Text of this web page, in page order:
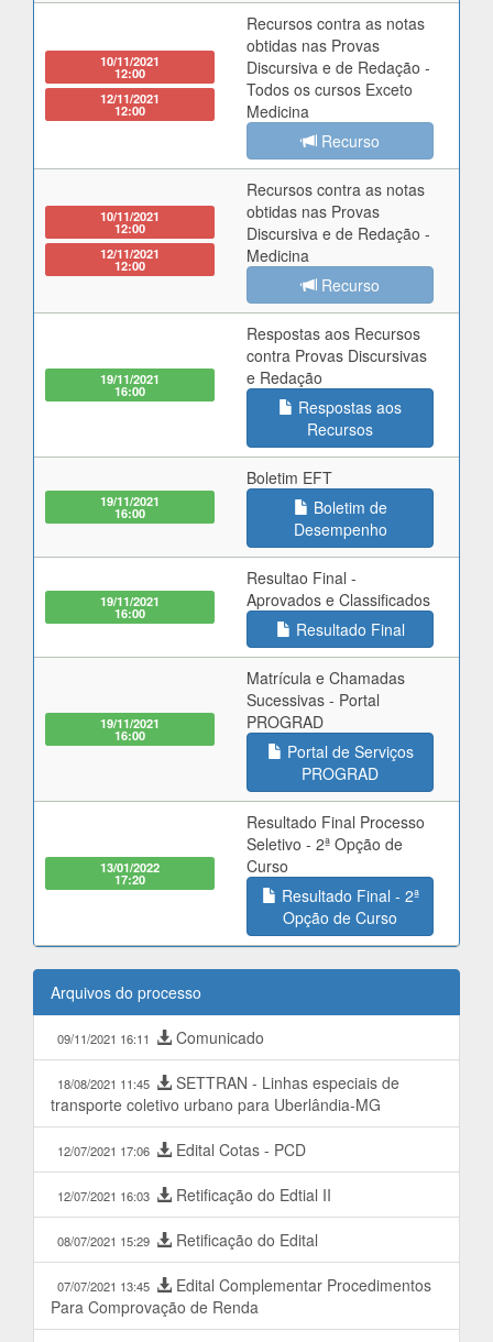
10/11/2021
12:00
12/11/2021
12:00
Recursos contra as notas
obtidas nas Provas
Discursiva e de Redação -
Todos os cursos Exceto
Medicina
Recurso
10/11/2021
12:00
12/11/2021
12:00
Recursos contra as notas
obtidas nas Provas
Discursiva e de Redação -
Medicina
Recurso
19/11/2021
16:00
Respostas aos Recursos
contra Provas Discursivas
e Redação
Respostas aos
Recursos
19/11/2021
16:00
Boletim EFT
Boletim de
Desempenho
19/11/2021
16:00
Resultao Final -
Aprovados e Classificados
Resultado Final
19/11/2021
16:00
Matrícula e Chamadas
Sucessivas - Portal
PROGRAD
Portal de Serviços
PROGRAD
13/01/2022
17:20
Resultado Final Processo
Seletivo - 2ª Opção de
Curso
Resultado Final - 2ª
Opção de Curso
Arquivos do processo
09/11/2021 16:11 Comunicado
18/08/2021 11:45
SETTRAN - Linhas especiais de
transporte coletivo urbano para Uberlândia-MG
12/07/2021 17:06 Edital Cotas - PCD
12/07/2021 16:03 Retificação do Edtial II
08/07/2021 15:29 Retificação do Edital
07/07/2021 13:45
Edital Complementar Procedimentos
Para Comprovação de Renda